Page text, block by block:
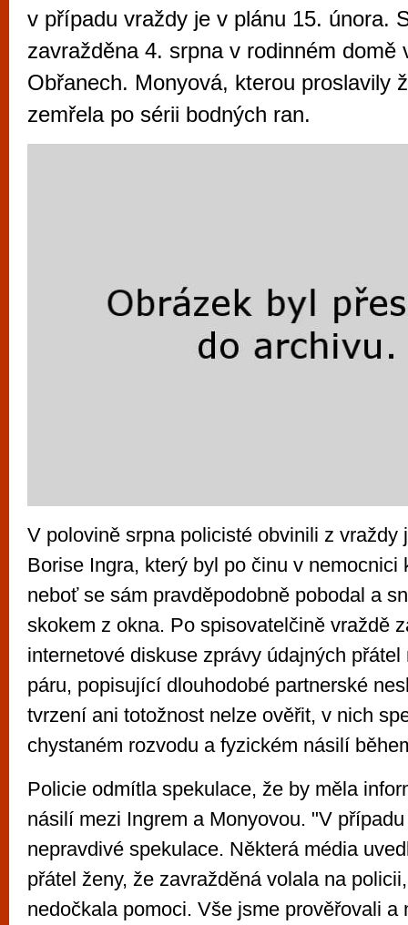
v případu vraždy je v plánu 15. února.
zavražděna 4. srpna v rodinném domě
Obřanech. Monyová, kterou proslavily
zemřela po sérii bodných ran.
V polovině srpna policisté obvinili z vraždy
Borise Ingra, který byl po činu v nemocnici
neboť se sám pravděpodobně pobodal a
skokem z okna. Po spisovatelčině vraždě
internetové diskuse zprávy údajných přátel
páru, popisující dlouhodobé partnerské
tvrzení ani totožnost nelze ověřit, v nich
chystaném rozvodu a fyzickém násilí
Policie odmítla spekulace, že by měla
násilí mezi Ingrem a Monyovou. "V
nepravdivé spekulace. Některá média
přátel ženy, že zavražděná volala na
nedočkala pomoci. Vše jsme prověřovali a